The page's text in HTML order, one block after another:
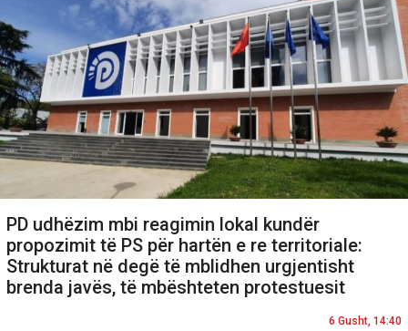
PD udhëzim mbi reagimin lokal kundër
propozimit të PS për hartën e re territoriale:
Strukturat në degë të mblidhen urgjentisht
brenda javës, të mbështeten protestuesit
6 Gusht, 14:40